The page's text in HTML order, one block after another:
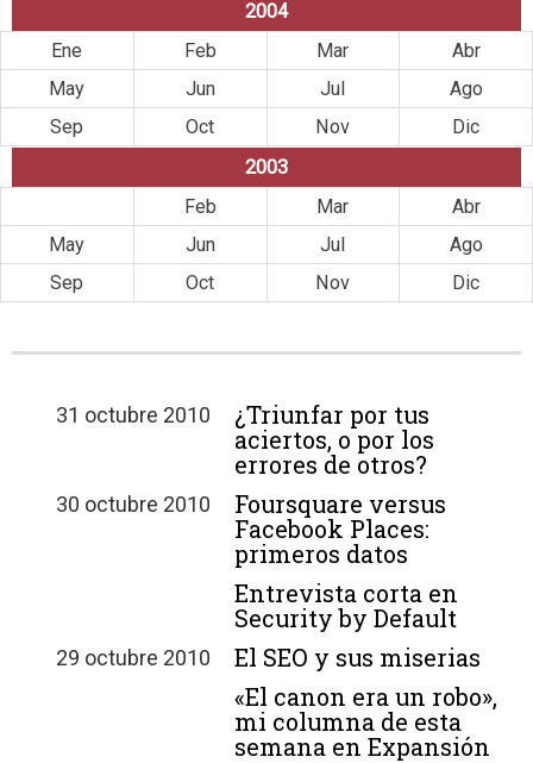
2004
Ene
Feb Mar
Abr
May
Jun Jul
Ago
Sep
Oct Nov
Dic
2003
Feb Mar
Abr
May
Jun Jul
Ago
Sep
Oct Nov Dic
31 octubre 2010
¿Triunfar por tus
aciertos, o por los
errores de otros?
30 octubre 2010
Foursquare versus
Facebook Places:
primeros datos
Entrevista corta en
Security by Default
29 octubre 2010
El SEO y sus miserias
«El canon era un robo»,
mi columna de esta
semana en Expansión